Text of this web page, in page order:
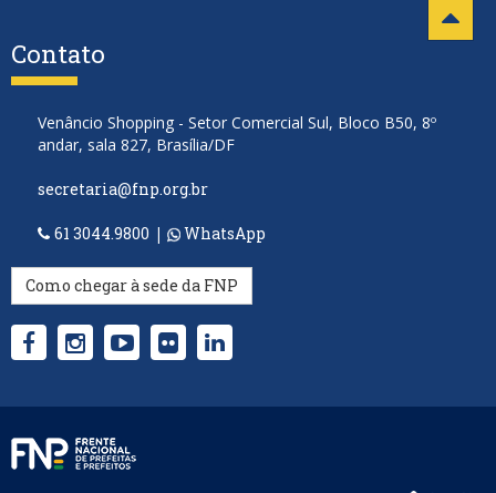
Contato
Venâncio Shopping - Setor Comercial Sul, Bloco B50, 8º
andar, sala 827, Brasília/DF
secretaria@fnp.org.br
61 3044.9800 | WhatsApp
Como chegar à sede da FNP